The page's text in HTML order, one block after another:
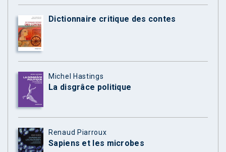
Dictionnaire critique des contes
Michel Hastings
La disgrâce politique
Renaud Piarroux
Sapiens et les microbes